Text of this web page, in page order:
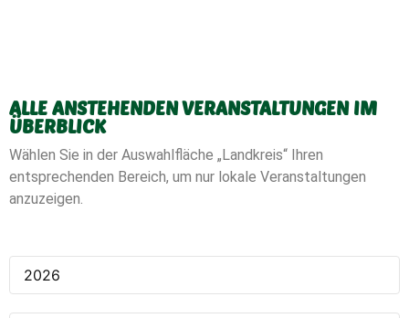
ALLE ANSTEHENDEN VERANSTALTUNGEN IM
ÜBERBLICK
Wählen Sie in der Auswahlfläche „Landkreis“ Ihren
entsprechenden Bereich, um nur lokale Veranstaltungen
anzuzeigen.